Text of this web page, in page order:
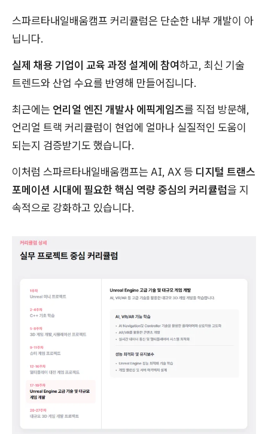
스파르타내일배움캠프 커리큘럼은 단순한 내부 개발이 아
닙니다.
실제 채용 기업이 교육 과정 설계에 참여하고, 최신 기술
트렌드와 산업 수요를 반영해 만들어집니다.
최근에는 언리얼 엔진 개발사 에픽게임즈를 직접 방문해,
언리얼 트랙 커리큘럼이 현업에 얼마나 실질적인 도움이
되는지 검증받기도 했습니다.
이처럼 스파르타내일배움캠프는 AI, AX 등 디지털 트랜스
포메이션 시대에 필요한 핵심 역량 중심의 커리큘럼을 지
속적으로 강화하고 있습니다.